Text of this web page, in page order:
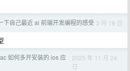
下自己最近 ai 前端开发编程的感受 3 月 19 日
如何多开安装的 ios 应
2025 年 11 月 24
日